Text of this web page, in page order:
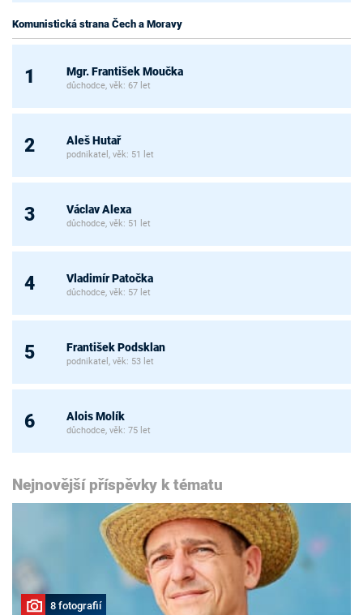
Komunistická strana Čech a Moravy
1 Mgr. František Moučka
důchodce, věk: 67 let
2 Aleš Hutař
podnikatel, věk: 51 let
3 Václav Alexa
důchodce, věk: 51 let
4 Vladimír Patočka
důchodce, věk: 57 let
5 František Podsklan
podnikatel, věk: 53 let
6 Alois Molík
důchodce, věk: 75 let
Nejnovější příspěvky k tématu
8 fotografií